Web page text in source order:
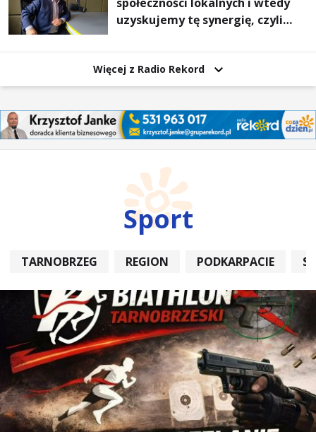
uzyskujemy tę synergię, czyli
Więcej z Radio Rekord
Sport
TARNOBRZEG REGION PODKARPACIE